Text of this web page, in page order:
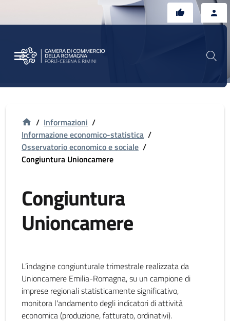
/ Informazioni /
Informazione economico-statistica /
Osservatorio economico e sociale /
Congiuntura Unioncamere
Congiuntura
Unioncamere
L’indagine congiunturale trimestrale realizzata da
Unioncamere Emilia-Romagna, su un campione di
imprese regionali statisticamente significativo,
monitora l'andamento degli indicatori di attività
economica (produzione, fatturato, ordinativi).